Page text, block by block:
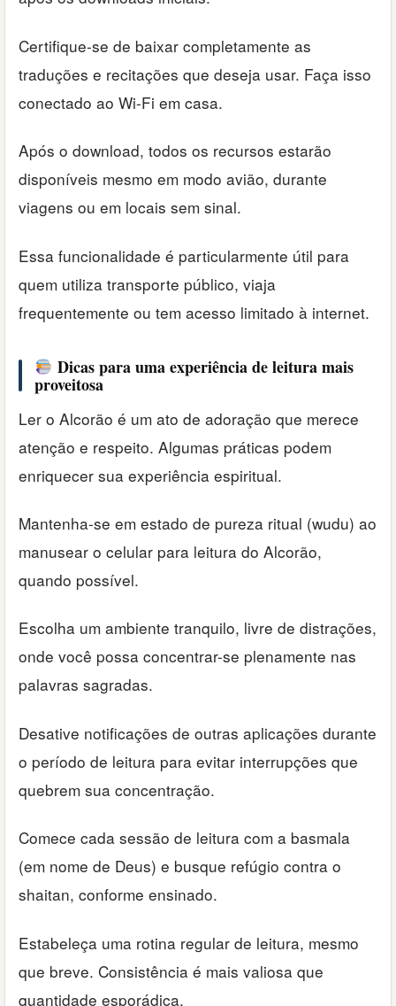
Certifique-se de baixar completamente as
traduções e recitações que deseja usar. Faça isso
conectado ao Wi-Fi em casa.
Após o download, todos os recursos estarão
disponíveis mesmo em modo avião, durante
viagens ou em locais sem sinal.
Essa funcionalidade é particularmente útil para
quem utiliza transporte público, viaja
frequentemente ou tem acesso limitado à internet.
Dicas para uma experiência de leitura mais
proveitosa
Ler o Alcorão é um ato de adoração que merece
atenção e respeito. Algumas práticas podem
enriquecer sua experiência espiritual.
Mantenha-se em estado de pureza ritual (wudu) ao
manusear o celular para leitura do Alcorão,
quando possível.
Escolha um ambiente tranquilo, livre de distrações,
onde você possa concentrar-se plenamente nas
palavras sagradas.
Desative notificações de outras aplicações durante
o período de leitura para evitar interrupções que
quebrem sua concentração.
Comece cada sessão de leitura com a basmala
(em nome de Deus) e busque refúgio contra o
shaitan, conforme ensinado.
Estabeleça uma rotina regular de leitura, mesmo
que breve. Consistência é mais valiosa que
quantidade esporádica.